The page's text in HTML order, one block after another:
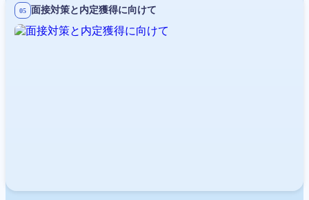
05 面接対策と内定獲得に向けて